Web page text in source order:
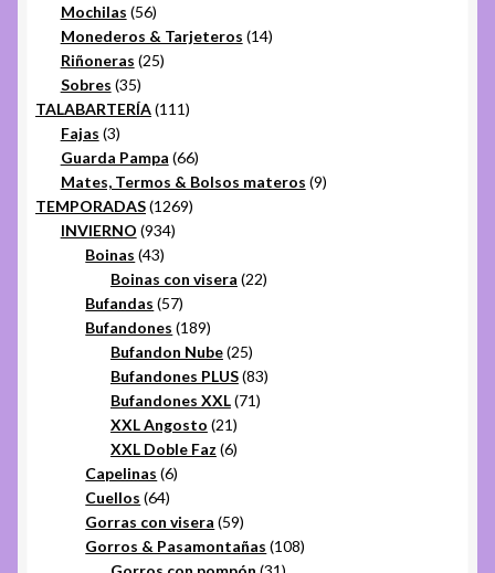
Mochilas 5656
productos
Monederos & Tarjeteros 1414
Riñoneras 2525
Sobres 3535
productos
TALABARTERÍA 111111
Fajas 33
productos
Guarda Pampa 6666
productos
Mates, Termos & Bolsos materos 99
TEMPORADAS 12691269
INVIERNO 934934
Boinas 4343
productos
Boinas con visera 2222
Bufandas 5757
productos
Bufandones 189189
productos
Bufandon Nube 2525
productos
Bufandones PLUS 8383
Bufandones XXL 7171
XXL Angosto 2121
productos
XXL Doble Faz 66
Capelinas 66
Cuellos 6464
productos
Gorras con visera 5959
productos
Gorros & Pasamontañas 108108